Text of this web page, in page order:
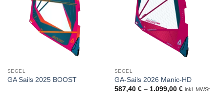
SEGEL
GA Sails 2025 BOOST
SEGEL
GA-Sails 2026 Manic-HD
587,40 €– 1.099,00 € inkl. MWSt.